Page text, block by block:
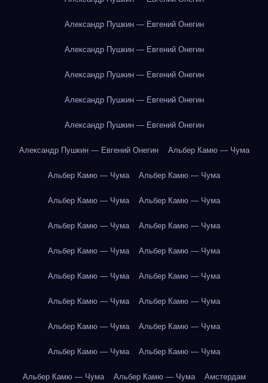
Александр Пушкин — Евгений Онегин
Александр Пушкин — Евгений Онегин
Александр Пушкин — Евгений Онегин
Александр Пушкин — Евгений Онегин
Александр Пушкин — Евгений Онегин
Александр Пушкин — Евгений Онегин Альбер Камю — Чума
Альбер Камю — Чума Альбер Камю — Чума
Альбер Камю — Чума Альбер Камю — Чума
Альбер Камю — Чума Альбер Камю — Чума
Альбер Камю — Чума Альбер Камю — Чума
Альбер Камю — Чума Альбер Камю — Чума
Альбер Камю — Чума Альбер Камю — Чума
Альбер Камю — Чума Альбер Камю — Чума
Альбер Камю — Чума Альбер Камю — Чума
Альбер Камю — Чума Альбер Камю — Чума Амстердам